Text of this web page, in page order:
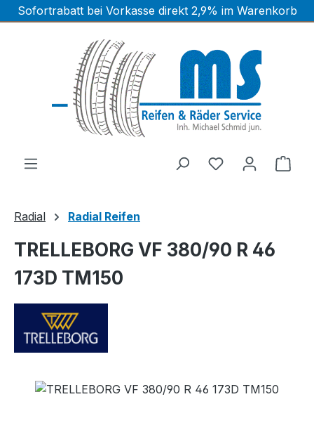
Zum Hauptinhalt springen
Sofortrabatt bei Vorkasse direkt 2,9% im Warenkorb
Radial Radial Reifen
TRELLEBORG VF 380/90 R 46
173D TM150
Bildergalerie überspringen